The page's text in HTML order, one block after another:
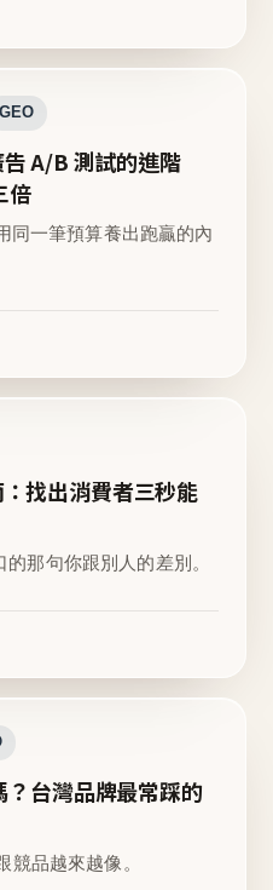
GEO
A/B 測試的進階
倍
同一筆預算養出跑贏的內
找出消費者三秒能
那句你跟別人的差別。
台灣品牌最常踩的
競品越來越像。